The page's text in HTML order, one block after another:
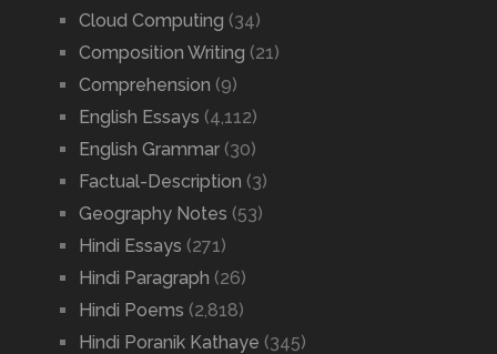
Cloud Computing (34)
Composition Writing (21)
Comprehension (9)
English Essays (4,112)
English Grammar(30)
Factual-Description (3)
Geography Notes (53)
Hindi Essays (271)
Hindi Paragraph (26)
Hindi Poems (2,818)
Hindi Poranik Kathaye (345)